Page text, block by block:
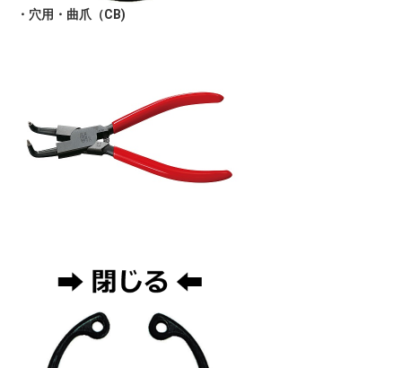
・穴用・曲爪（CB)